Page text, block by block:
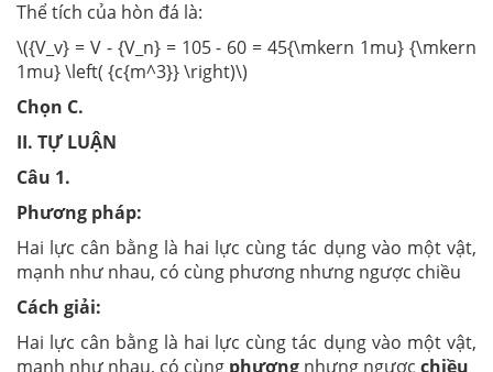
Thể tích của hòn đá là:
\({V_v} = V - {V_n} = 105 - 60 = 45{\mkern 1mu} {\mkern
1mu} \left( {c{m^3}} \right)\)
Chọn C.
II. TỰ LUẬN
Câu 1.
Phương pháp:
Hai lực cân bằng là hai lực cùng tác dụng vào một vật,
mạnh như nhau, có cùng phương nhưng ngược chiều
Cách giải:
Hai lực cân bằng là hai lực cùng tác dụng vào một vật,
mạnh như nhau, có cùng phương nhưng ngược chiều